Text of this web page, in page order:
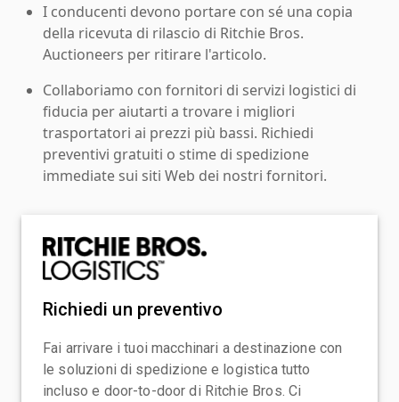
I conducenti devono portare con sé una copia
della ricevuta di rilascio di Ritchie Bros.
Auctioneers per ritirare l'articolo.
Collaboriamo con fornitori di servizi logistici di
fiducia per aiutarti a trovare i migliori
trasportatori ai prezzi più bassi. Richiedi
preventivi gratuiti o stime di spedizione
immediate sui siti Web dei nostri fornitori.
Richiedi un preventivo
Fai arrivare i tuoi macchinari a destinazione con
le soluzioni di spedizione e logistica tutto
incluso e door-to-door di Ritchie Bros. Ci